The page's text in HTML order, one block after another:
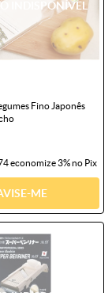
Fino Japonês
economize3%no Pix
ME